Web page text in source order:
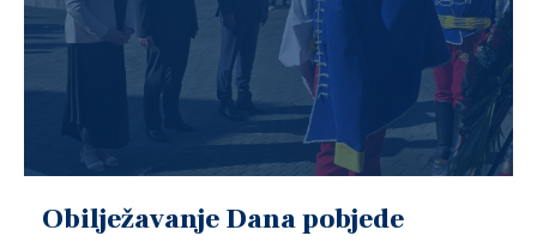
Obilježavanje Dana pobjede